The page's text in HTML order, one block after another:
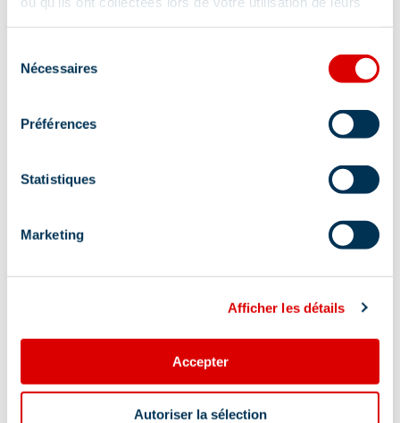
Nécessaires
Préférences
Statistiques
Marketing
Afficher les détails
Accepter
Autoriser la sélection